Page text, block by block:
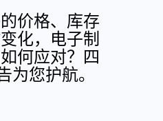
价格、库存
化，电子制
何应对？四
为您护航。